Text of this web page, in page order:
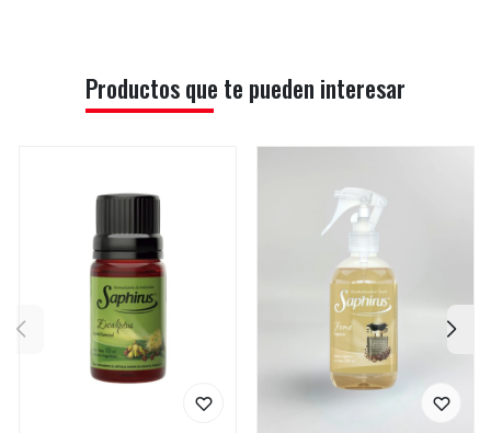
Productos que te pueden interesar